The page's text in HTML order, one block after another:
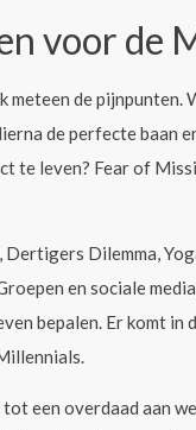
voor de
meteen de pijnpunten.
de perfecte baan
te leven? Fear of
Dilemma,
en sociale
bepalen. Er komt in
een overdaad aan